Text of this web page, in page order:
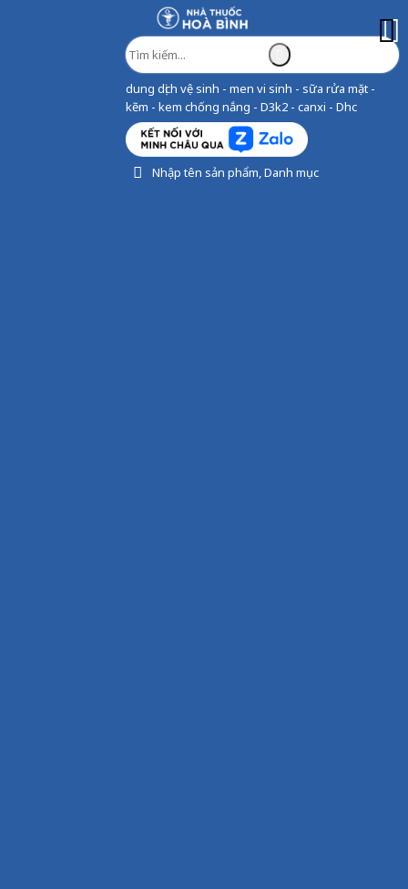
dung dịch vệ sinh - men vi sinh - sữa rửa mặt -
kẽm - kem chống nắng - D3k2 - canxi - Dhc
Nhập tên sản phẩm, Danh mục